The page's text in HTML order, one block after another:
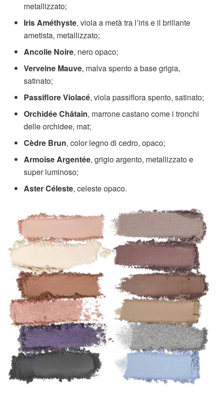
metallizzato;
Iris Améthyste, viola a metà tra l’iris e il brillante
ametista, metallizzato;
Ancolie Noire, nero opaco;
Verveine Mauve, malva spento a base grigia,
satinato;
Passiflore Violacé, viola passiflora spento, satinato;
Orchidée Châtain, marrone castano come i tronchi
delle orchidee, mat;
Cèdre Brun, color legno di cedro, opaco;
Armoise Argentée, grigio argento, metallizzato e
super luminoso;
Aster Céleste, celeste opaco.